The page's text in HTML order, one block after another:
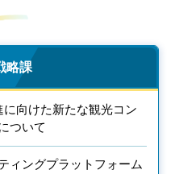
略課
向けた新たな観光コン
ついて
ィングプラットフォーム